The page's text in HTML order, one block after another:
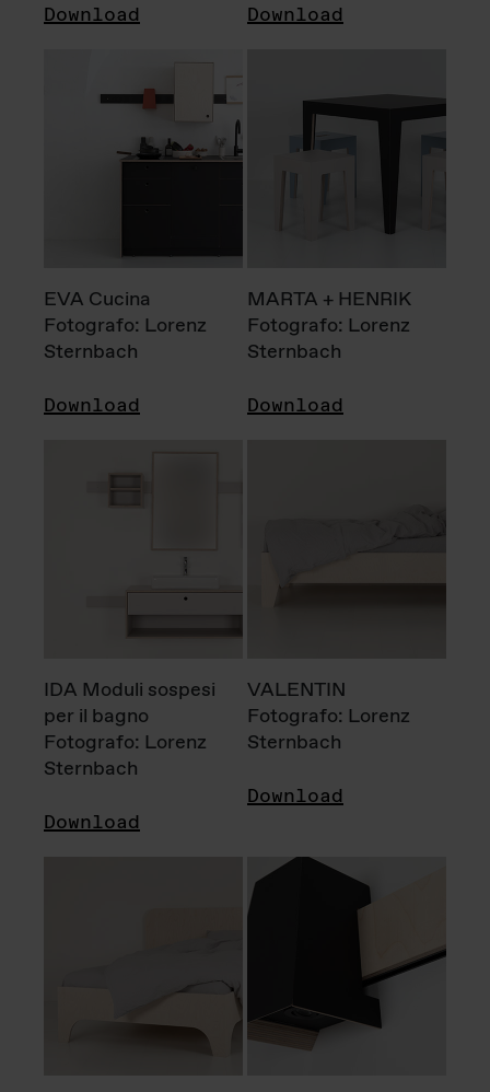
Download Download
EVA Cucina
Fotografo: Lorenz
Sternbach
Download
MARTA + HENRIK
Fotografo: Lorenz
Sternbach
Download
IDA Moduli sospesi
per il bagno
Fotografo: Lorenz
Sternbach
Download
VALENTIN
Fotografo: Lorenz
Sternbach
Download